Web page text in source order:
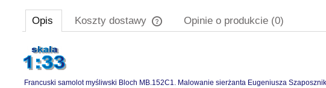
Opis Koszty dostawy Opinie o produkcie (0)
Francuski samolot myśliwski Bloch MB.152C1. Malowanie sierżanta Eugeniusza